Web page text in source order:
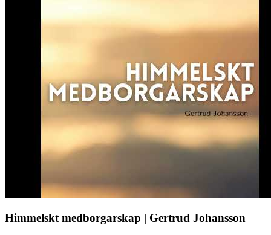
Himmelskt medborgarskap | Gertrud Johansson